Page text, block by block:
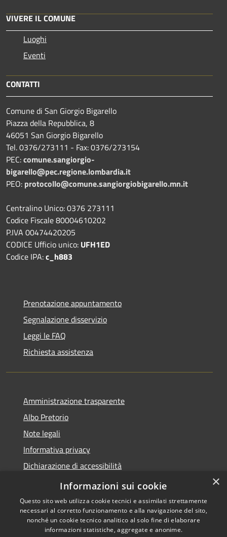
VIVERE IL COMUNE
Luoghi
Eventi
CONTATTI
Comune di San Giorgio Bigarello
Piazza della Repubblica, 8
46051 San Giorgio Bigarello
Tel. 0376/273111 - Fax: 0376/273154
PEC:comune.sangiorgio-
bigarello@pec.regione.lombardia.it
PEO: protocollo@comune.sangiorgiobigarello.mn.it
Centralino Unico: 0376 273111
Codice Fiscale 80004610202
P.IVA 00474420205
CODICE Ufficio unico: UFH1ED
Codice IPA:c_h883
Prenotazione appuntamento
Segnalazione disservizio
Leggi le FAQ
Richiesta assistenza
Amministrazione trasparente
Albo Pretorio
Note legali
Informativa privacy
Dichiarazione di accessibilità
Obiettivi di accessibilità
Copyright © 2026 • Comune di
×
Informazioni sui cookie
Questo sito web utilizza cookie tecnici e assimilati strettamente
necessari al corretto funzionamento e alla navigazione del sito,
nonché un cookie tecnico analitico al solo fine di elaborare
informazioni statistiche, aggregate e anonime.